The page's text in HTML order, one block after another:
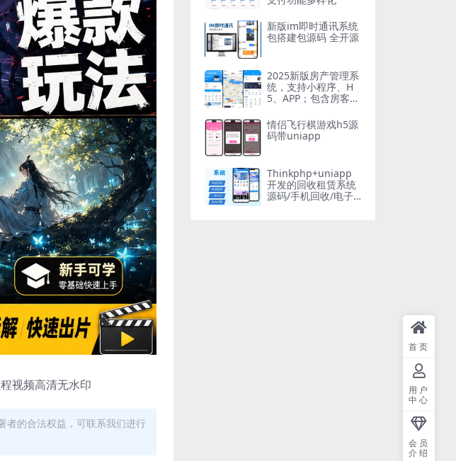
视频高清无水印
者的合法权益，可联系我们进行
新版im即时通讯系统
包搭建包源码 全开源
2025新版房产管理系
统，支持小程序、H
5、APP；包含房客、
份 多端地图找房系统
情侣飞行棋游戏h5源
码带uniapp
Thinkphp+uniapp
开发的回收租赁系统
源码/手机回收/电子
首页
用户
中心
会员
介绍